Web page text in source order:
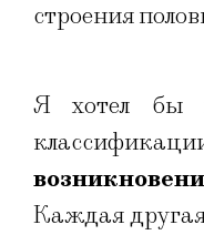
строения
Я хотел бы
Каждая